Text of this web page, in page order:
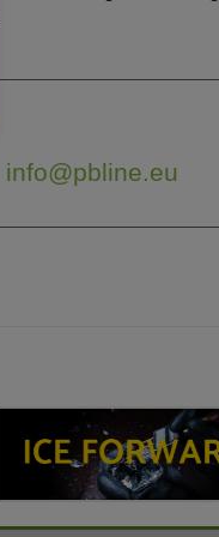
info@pbline.eu